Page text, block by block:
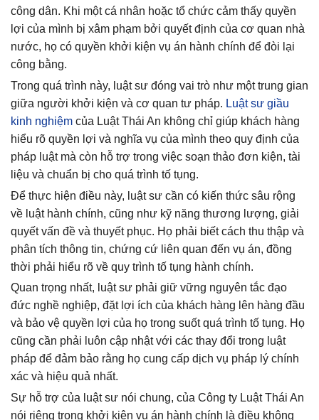
công dân. Khi một cá nhân hoặc tổ chức cảm thấy quyền
lợi của mình bị xâm phạm bởi quyết định của cơ quan nhà
nước, họ có quyền khởi kiện vụ án hành chính để đòi lại
công bằng.
Trong quá trình này, luật sư đóng vai trò như một trung gian
giữa người khởi kiện và cơ quan tư pháp. Luật sư giầu
kinh nghiệm của Luật Thái An không chỉ giúp khách hàng
hiểu rõ quyền lợi và nghĩa vụ của mình theo quy định của
pháp luật mà còn hỗ trợ trong việc soạn thảo đơn kiện, tài
liệu và chuẩn bị cho quá trình tố tụng.
Để thực hiện điều này, luật sư cần có kiến thức sâu rộng
về luật hành chính, cũng như kỹ năng thương lượng, giải
quyết vấn đề và thuyết phục. Họ phải biết cách thu thập và
phân tích thông tin, chứng cứ liên quan đến vụ án, đồng
thời phải hiểu rõ về quy trình tố tụng hành chính.
Quan trọng nhất, luật sư phải giữ vững nguyên tắc đạo
đức nghề nghiệp, đặt lợi ích của khách hàng lên hàng đầu
và bảo vệ quyền lợi của họ trong suốt quá trình tố tụng. Họ
cũng cần phải luôn cập nhật với các thay đổi trong luật
pháp để đảm bảo rằng họ cung cấp dịch vụ pháp lý chính
xác và hiệu quả nhất.
Sự hỗ trợ của luật sư nói chung, của Công ty Luật Thái An
nói riêng trong khởi kiện vụ án hành chính là điều không